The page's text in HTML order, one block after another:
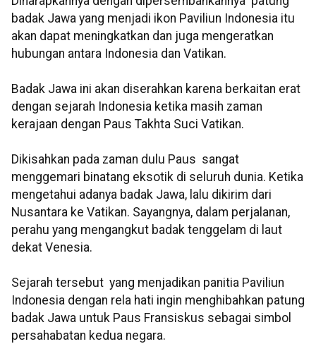
badak Jawa yang menjadi ikon Paviliun Indonesia itu
akan dapat meningkatkan dan juga mengeratkan
hubungan antara Indonesia dan Vatikan.
Badak Jawa ini akan diserahkan karena berkaitan erat
dengan sejarah Indonesia ketika masih zaman
kerajaan dengan Paus Takhta Suci Vatikan.
Dikisahkan pada zaman dulu Paus sangat
menggemari binatang eksotik di seluruh dunia. Ketika
mengetahui adanya badak Jawa, lalu dikirim dari
Nusantara ke Vatikan. Sayangnya, dalam perjalanan,
perahu yang mengangkut badak tenggelam di laut
dekat Venesia.
Sejarah tersebut yang menjadikan panitia Paviliun
Indonesia dengan rela hati ingin menghibahkan patung
badak Jawa untuk Paus Fransiskus sebagai simbol
persahabatan kedua negara.